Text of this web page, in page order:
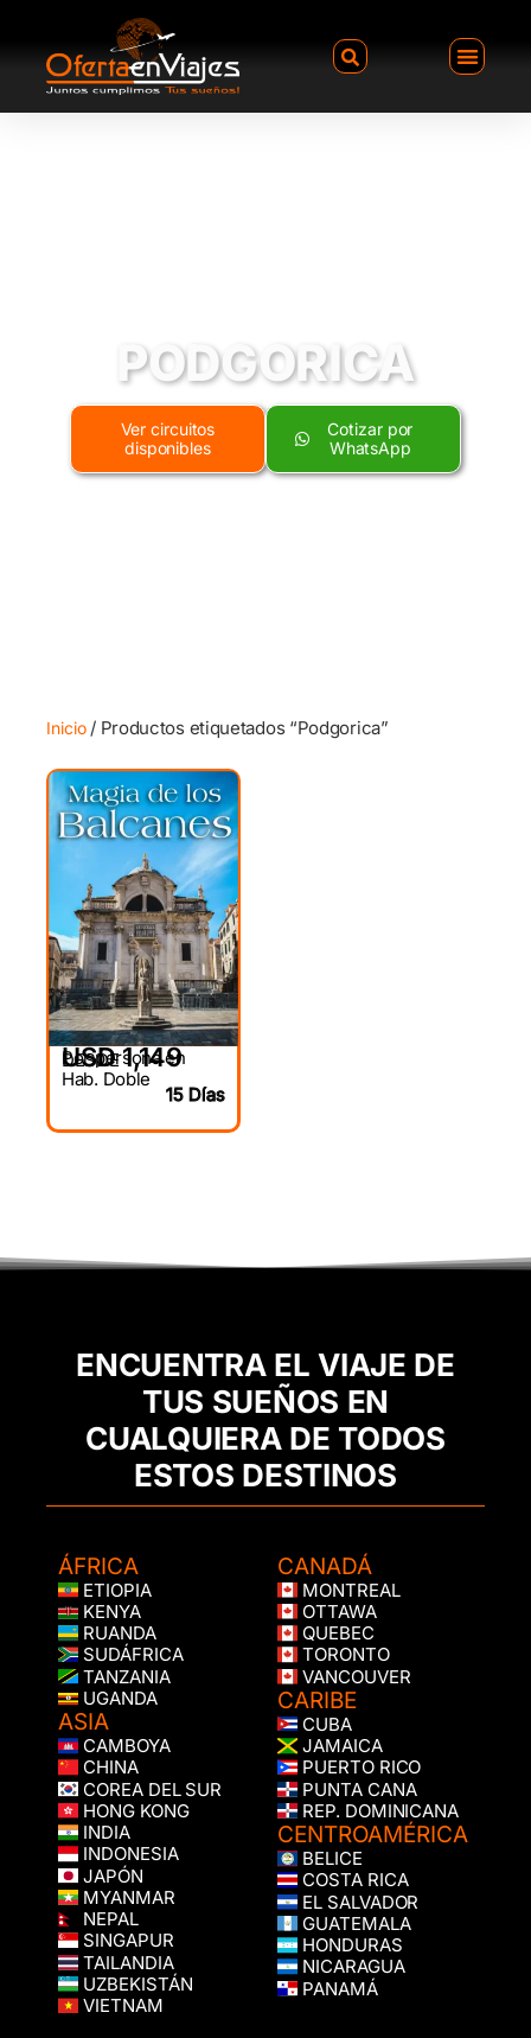
PODGORICA
Ver circuitos
disponibles
Cotizar por
WhatsApp
Inicio/ Productos etiquetados “Podgorica”
DESDE
USD 1,149
Por persona en
Hab. Doble
15 Días
ENCUENTRA EL VIAJE DE
TUS SUEÑOS EN
CUALQUIERA DE TODOS
ESTOS DESTINOS
ÁFRICA
ETIOPIA
KENYA
RUANDA
SUDÁFRICA
TANZANIA
UGANDA
ASIA
CAMBOYA
CHINA
COREA DEL SUR
HONG KONG
INDIA
INDONESIA
JAPÓN
MYANMAR
NEPAL
SINGAPUR
TAILANDIA
UZBEKISTÁN
VIETNAM
CANADÁ
MONTREAL
OTTAWA
QUEBEC
TORONTO
VANCOUVER
CARIBE
CUBA
JAMAICA
PUERTO RICO
PUNTA CANA
REP. DOMINICANA
CENTROAMÉRICA
BELICE
COSTA RICA
EL SALVADOR
GUATEMALA
HONDURAS
NICARAGUA
PANAMÁ